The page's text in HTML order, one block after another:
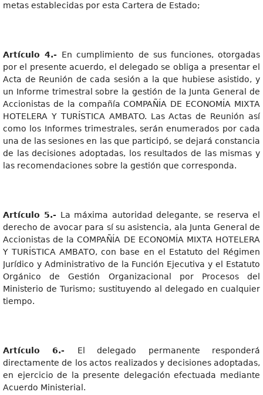
metas establecidas por esta Cartera de Estado;
Artícul o4.- En cumplimiento de sus funciones, otorgadas
por el presente acuerdo, el delegado se obliga a presentar el
Acta de Reunión de cada sesión a la que hubiese asistido, y
un Informe trimestral sobre la gestión de la Junta General de
Accionistas de la compañía COMPAÑÍA DE ECONOMÍA MIXTA
HOTELERA Y TURÍSTICA AMBATO. Las Actas de Reunión así
como los Informes trimestrales, serán enumerados por cada
una de las sesiones en las que participó, se dejará constancia
de las decisiones adoptadas, los resultados de las mismas y
las recomendaciones sobre la gestión que corresponda.
Artícul o 5.- La máxima autoridad delegante, se reserva el
derecho de avocar para sí su asistencia, ala Junta General de
Accionistas de la COMPAÑÍA DE ECONOMÍA MIXTA HOTELERA
Y TURÍSTICA AMBATO, con base en el Estatuto del Régimen
Jurídico y Administrativo de la Función Ejecutiva y el Estatuto
Orgánico de Gestión Organizacional por Procesos del
Ministerio de Turismo; sustituyendo al delegado en cualquier
tiempo.
Artícul o 6.- El delegado permanente responderá
directamente de los actos realizados y decisiones adoptadas,
en ejercicio de la presente delegación efectuada mediante
Acuerdo Ministerial.